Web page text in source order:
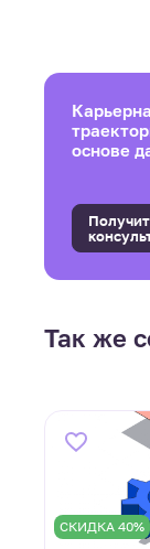
основе
Так же
СКИДКА 40%